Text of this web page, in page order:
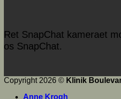
Ret SnapChat kameraet
os SnapChat.
Copyright 2026 © Klinik
Anne Krogh